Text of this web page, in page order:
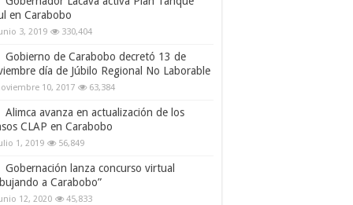
en Carabobo
3, 2019 330,404
Gobierno de Carabobo decretó 13 de
día de Júbilo Regional No Laborable
10, 2017 63,384
Alimca avanza en actualización de los
CLAP en Carabobo
1, 2019 56,849
Gobernación lanza concurso virtual
a Carabobo”
12, 2020 45,833